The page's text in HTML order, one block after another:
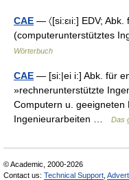
CAE — 〈[si:ɛıi:] EDV;
(computerunterstütztes
Wörterbuch
CAE — [si:|ei i:] Abk. für
»rechnerunterstützte
Computern u.
Ingenieurarbeiten …
Das
© Academic, 2000-2026
Contact us: Technical Support